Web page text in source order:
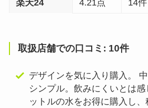
楽天24 4.21点 14件
取扱店舗での口コミ: 10件
デザインを気に入り購入。
シンプル。飲みにくいとは感
ットルの水をお得に購入し